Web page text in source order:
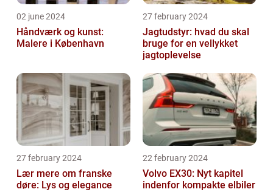
02 june 2024
Håndværk og kunst:
Malere i København
27 february 2024
Jagtudstyr: hvad du skal
bruge for en vellykket
jagtoplevelse
27 february 2024
Lær mere om franske
døre: Lys og elegance
22 february 2024
Volvo EX30: Nyt kapitel
indenfor kompakte elbiler